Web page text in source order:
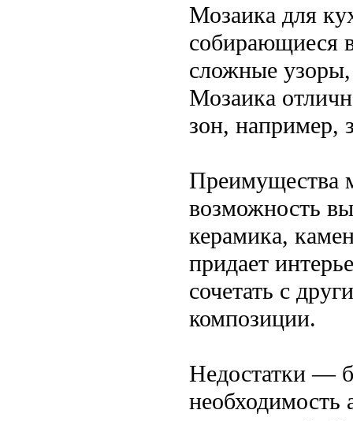
Мозаика для
собирающиеся
сложные
Мозаика
зон, например,
Преимущества
возможность
керамика,
придает
сочетать с
композиции.
Недостатки —
необходимость